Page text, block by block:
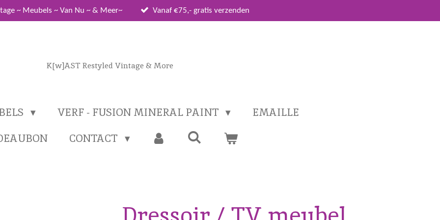
~ Meubels ~ Van Nu ~ & Meer~ Vanaf €75,- gratis verzenden
K[w]AST Restyled Vintage & More
VERF - FUSION MINERAL PAINT
EMAILLE
CONTACT